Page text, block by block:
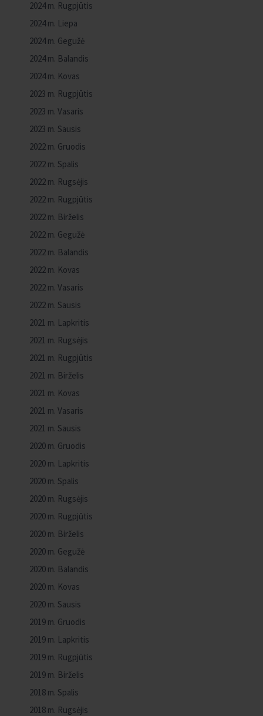
2024 m. Rugpjūtis
2024 m. Liepa
2024 m. Gegužė
2024 m. Balandis
2024 m. Kovas
2023 m. Rugpjūtis
2023 m. Vasaris
2023 m. Sausis
2022 m. Gruodis
2022 m. Spalis
2022 m. Rugsėjis
2022 m. Rugpjūtis
2022 m. Birželis
2022 m. Gegužė
2022 m. Balandis
2022 m. Kovas
2022 m. Vasaris
2022 m. Sausis
2021 m. Lapkritis
2021 m. Rugsėjis
2021 m. Rugpjūtis
2021 m. Birželis
2021 m. Kovas
2021 m. Vasaris
2021 m. Sausis
2020 m. Gruodis
2020 m. Lapkritis
2020 m. Spalis
2020 m. Rugsėjis
2020 m. Rugpjūtis
2020 m. Birželis
2020 m. Gegužė
2020 m. Balandis
2020 m. Kovas
2020 m. Sausis
2019 m. Gruodis
2019 m. Lapkritis
2019 m. Rugpjūtis
2019 m. Birželis
2018 m. Spalis
2018 m. Rugsėjis